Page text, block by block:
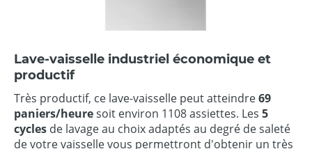
Lave-vaisselle industriel économique et
productif
Très productif, ce lave-vaisselle peut atteindre69
paniers/heuresoit environ 1108 assiettes. Les 5
cycles de lavage au choix adaptés au degré de saleté
de votre vaisselle vous permettront d'obtenir un très